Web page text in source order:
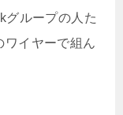
グループの人た
ワイヤーで組ん